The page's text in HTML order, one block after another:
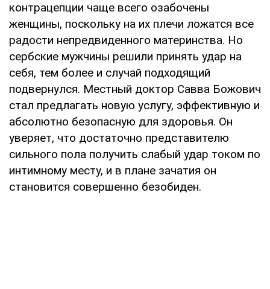
контрацепции чаще всего озабочены
женщины, поскольку на их плечи ложатся все
радости непредвиденного материнства. Но
сербские мужчины решили принять удар на
себя, тем более и случай подходящий
подвернулся. Местный доктор Савва Божович
стал предлагать новую услугу, эффективную и
абсолютно безопасную для здоровья. Он
уверяет, что достаточно представителю
сильного пола получить слабый удар током по
интимному месту, и в плане зачатия он
становится совершенно безобиден.